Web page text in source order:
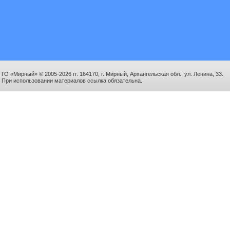
ГО «Мирный» © 2005-2026 гг. 164170, г. Мирный, Архангельская обл., ул. Ленина, 33.
При использовании материалов ссылка обязательна.